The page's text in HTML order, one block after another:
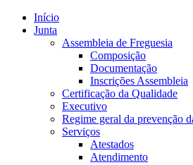
Início
Junta
Assembleia de Freguesia
Composição
Documentação
Inscrições Assembleia
Certificação da Qualidade
Executivo
Regime geral da prevenção
Serviços
Atestados
Atendimento